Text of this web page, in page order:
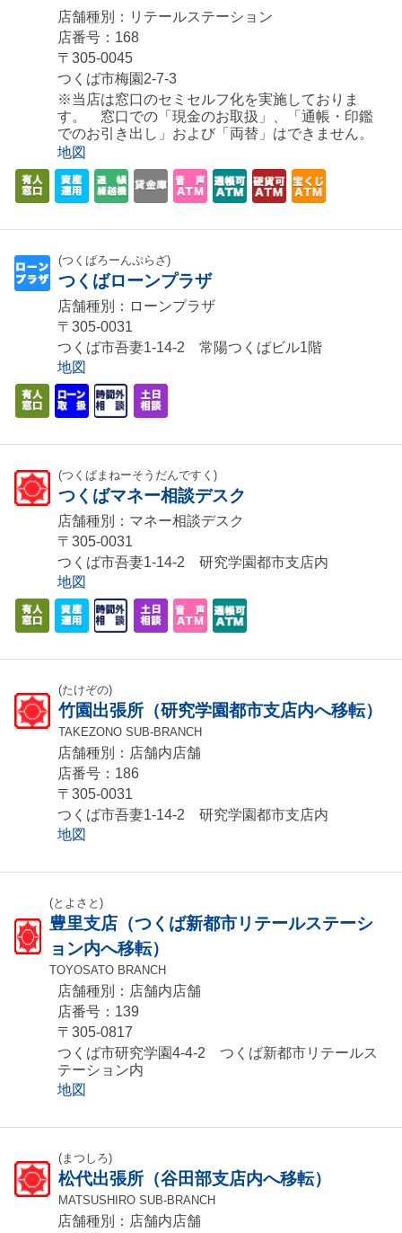
店舗種別：リテールステーション
店番号：168
〒305-0045
つくば市梅園2-7-3
※当店は窓口のセミセルフ化を実施しておりま
す。 窓口での「現金のお取扱」、「通帳・印鑑
でのお引き出し」および「両替」はできません。
地図
(つくばろーんぷらざ)
つくばローンプラザ
店舗種別：ローンプラザ
〒305-0031
つくば市吾妻1-14-2 常陽つくばビル1階
地図
(つくばまねーそうだんですく)
つくばマネー相談デスク
店舗種別：マネー相談デスク
〒305-0031
つくば市吾妻1-14-2 研究学園都市支店内
地図
(たけぞの)
竹園出張所（研究学園都市支店内へ移転）
TAKEZONO SUB-BRANCH
店舗種別：店舗内店舗
店番号：186
〒305-0031
つくば市吾妻1-14-2 研究学園都市支店内
地図
(とよさと)
豊里支店（つくば新都市リテールステーシ
ョン内へ移転）
TOYOSATO BRANCH
店舗種別：店舗内店舗
店番号：139
〒305-0817
つくば市研究学園4-4-2 つくば新都市リテールス
テーション内
地図
(まつしろ)
松代出張所（谷田部支店内へ移転）
MATSUSHIRO SUB-BRANCH
店舗種別：店舗内店舗